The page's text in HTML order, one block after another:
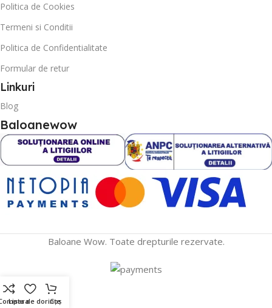
Politica de Cookies
Termeni si Conditii
Politica de Confidentialitate
Formular de retur
Linkuri
Blog
Baloanewow
Baloane Wow. Toate drepturile rezervate.
Lista de dorințe
Coș